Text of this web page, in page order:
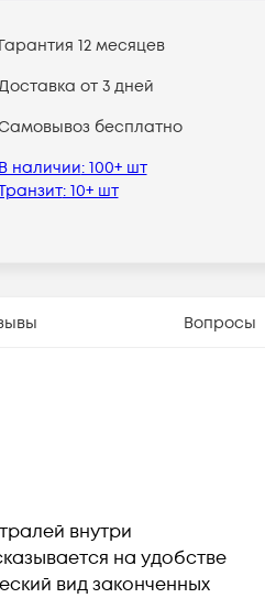
Гарантия 12 месяцев
от 3 дней
бесплатно
В наличии: 100+ шт
: 10+ шт
Вопросы
внутри
на удобстве
вид законченных